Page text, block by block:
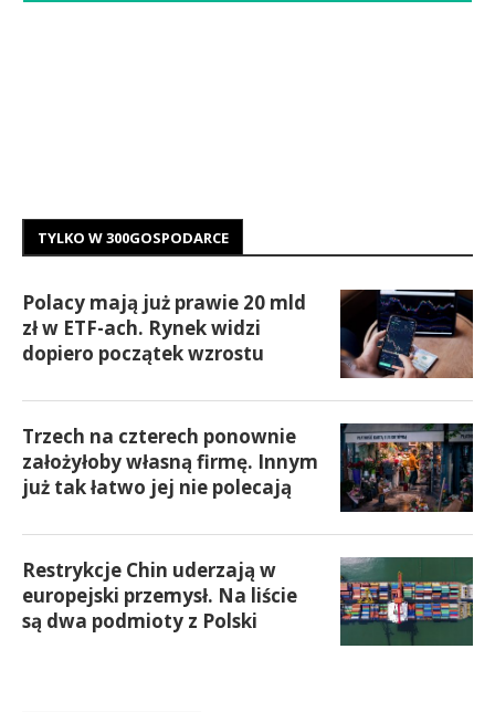
TYLKO W 300GOSPODARCE
Polacy mają już prawie 20 mld
zł w ETF-ach. Rynek widzi
dopiero początek wzrostu
Trzech na czterech ponownie
założyłoby własną firmę. Innym
już tak łatwo jej nie polecają
Restrykcje Chin uderzają w
europejski przemysł. Na liście
są dwa podmioty z Polski